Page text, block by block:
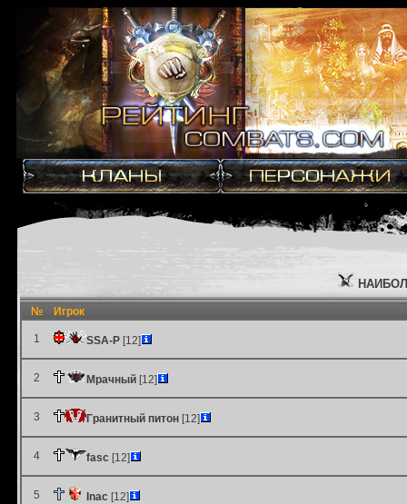
№ Игрок
1 SSA-P [12]
2 Мрачный [12]
3 Гранитный питон [12]
4 fasc [12]
5 Inac [12]